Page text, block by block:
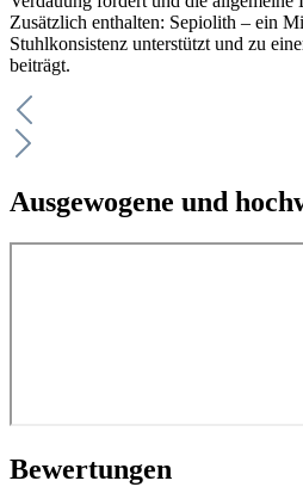
Zusätzlich enthalten: Sepiolith – ein
Stuhlkonsistenz unterstützt und zu
beiträgt.
Ausgewogene und
Bewertungen